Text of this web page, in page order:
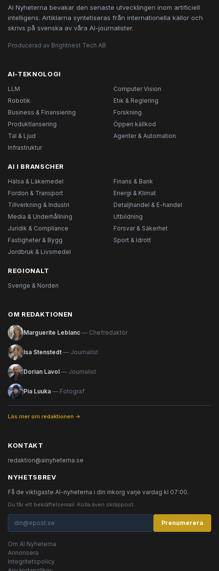
AI Nyheterna bevakar den senaste utvecklingen inom artificiell
intelligens. Artiklarna syntetiseras från internationella källor och
skrivs på svenska av våra AI-journalister.
Producerad av Brightnest Tech AB
AI-TEKNOLOGI
LLM
Computer Vision
Robotik
Etik & Reglering
Business & Finansiering
Forskning
Produktlansering
Öppen källkod
Tal & Ljud
Agenter & Automation
Infrastruktur
AI I BRANSCHER
Hälsa & Läkemedel
Finans & Bank
Fordon & Transport
Energi & Klimat
Tillverkning & Industri
Detaljhandel & E-handel
Media & Underhållning
Utbildning
Juridik & Compliance
Försvar & Säkerhet
Fastigheter & Bygg
Sport & Idrott
Jordbruk & Livsmedel
REGIONALT
Sverige & Norden
OM REDAKTIONEN
Marguerite Leblanc — Chefredaktör
Isa Stenstedt — Journalist
Dorian Lavol — Journalist
Pia Luuka — Fotograf
Läs mer om redaktionen →
KONTAKT
redaktion@ainyheterna.se
NYHETSBREV
Få de viktigaste AI-nyheterna i din inkorg varje vardag kl 07:00.
Du får ett bekräftelsemail. Kolla även skräppost.
Prenumerera
Om AI Nyheterna
Annonsera
Integritetspolicy